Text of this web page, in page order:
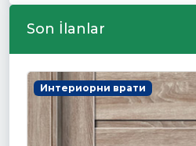
Son İlanlar
Интериорни врати